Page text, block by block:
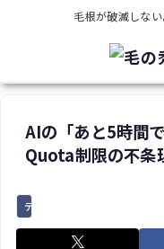
毛根が破滅しな
AIの「あと5時間
Quota制限の不条
デジタル・ガジェット